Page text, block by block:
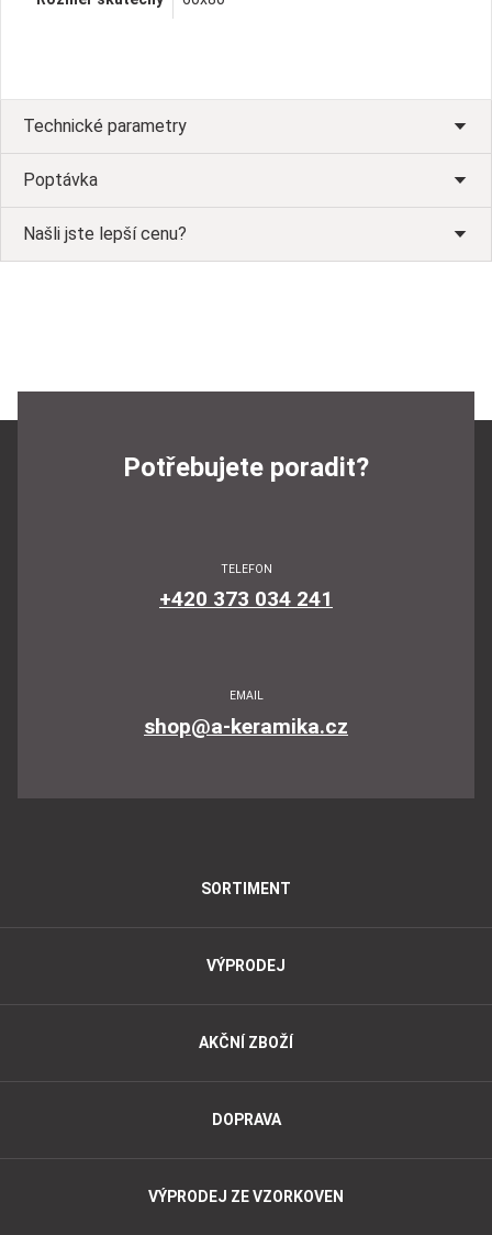
Technické parametry
Poptávka
Našli jste lepší cenu?
Potřebujete poradit?
TELEFON
+420 373 034 241
EMAIL
shop@a-keramika.cz
SORTIMENT
VÝPRODEJ
AKČNÍ ZBOŽÍ
DOPRAVA
VÝPRODEJ ZE VZORKOVEN